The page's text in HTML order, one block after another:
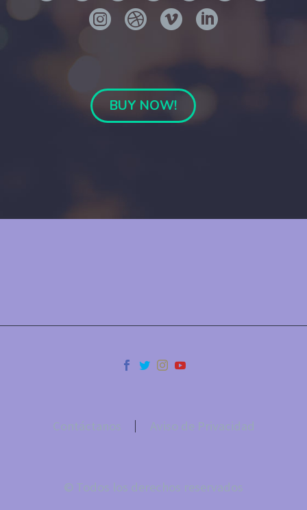
BUY NOW!
Contáctanos Aviso de Privacidad
© Todos los derechos reservados